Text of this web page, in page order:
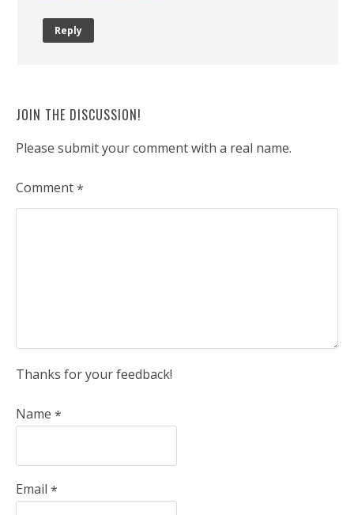
Reply
JOIN THE DISCUSSION!
Please submit your comment with a real name.
Comment*
Thanks for your feedback!
Name *
Email *